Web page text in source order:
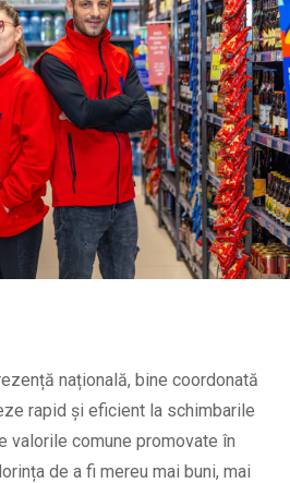
națională, bine coordonată
rapid și eficient la schimbarile
valorile comune promovate în
de a fi mereu mai buni, mai